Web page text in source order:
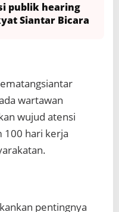
publik hearing
Siantar Bicara
wartawan
wujud atensi
100 hari kerja
pentingnya